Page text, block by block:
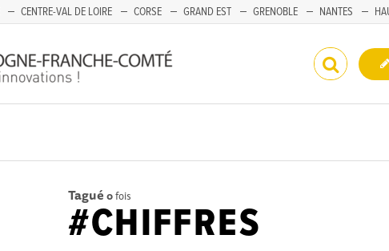
CENTRE-VAL DE LOIRE CORSE GRAND EST GRENOBLE NANTES
Tagué 0fois
#CHIFFRES